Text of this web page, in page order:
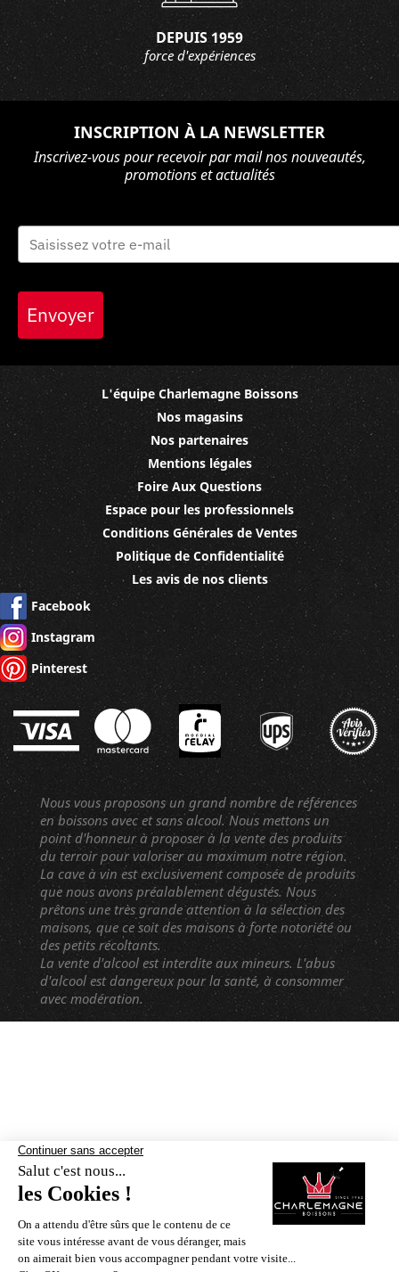
DEPUIS 1959
force d'expériences
INSCRIPTION À LA NEWSLETTER
Inscrivez-vous pour recevoir par mail nos nouveautés,
promotions et actualités
Envoyer
L'équipe Charlemagne Boissons
Nos magasins
Nos partenaires
Mentions légales
Foire Aux Questions
Espace pour les professionnels
Conditions Générales de Ventes
Politique de Confidentialité
Les avis de nos clients
Facebook
Instagram
Pinterest
Nous vous proposons un grand nombre de références
en boissons avec et sans alcool. Nous mettons un
point d'honneur à proposer à la vente des produits
du terroir pour valoriser au maximum notre région.
La cave à vin est exclusivement composée de produits
que nous avons préalablement dégustés. Nous
prêtons une très grande attention à la sélection des
maisons, que ce soit des maisons à forte notoriété ou
des petits récoltants.
La vente d'alcool est interdite aux mineurs. L'abus
d'alcool est dangereux pour la santé, à consommer
avec modération.